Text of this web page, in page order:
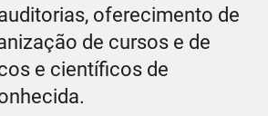
oferecimento de
de cursos e de
e científicos de